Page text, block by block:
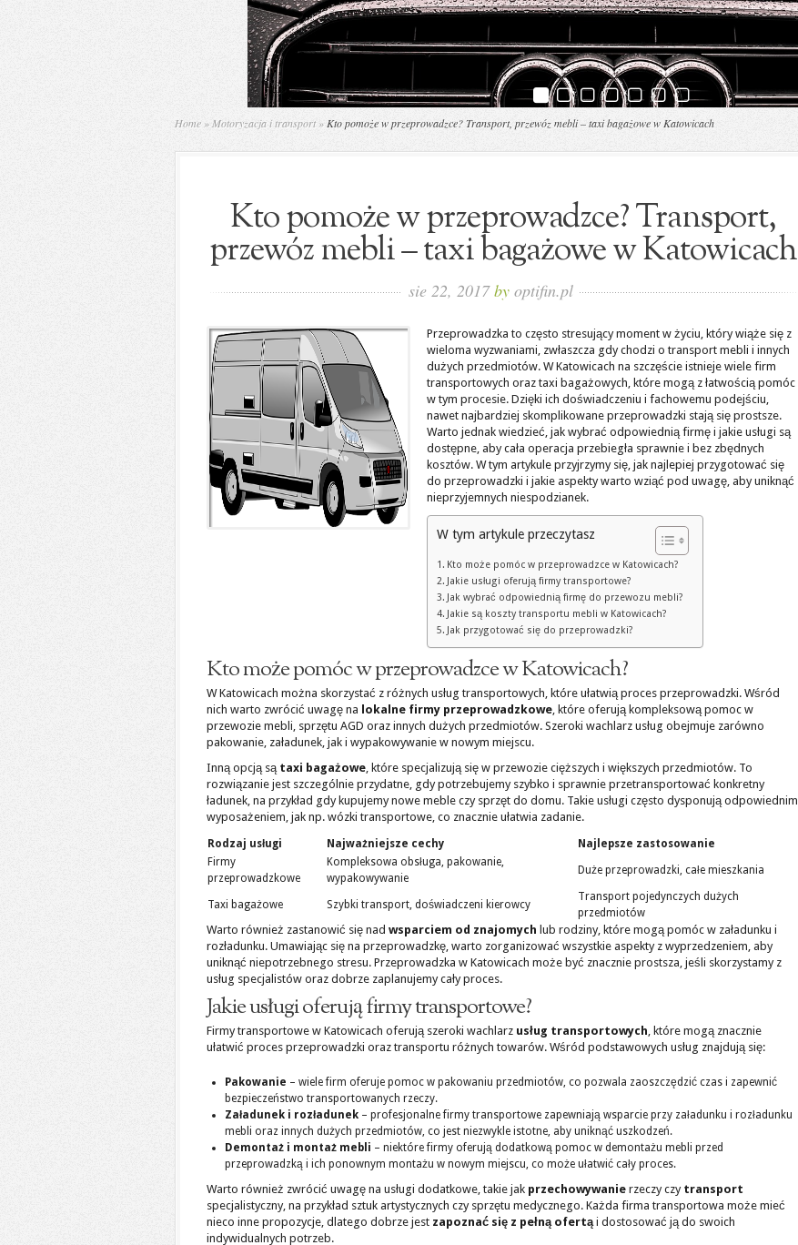
Home » Motoryzacja i transport » Kto pomoże w przeprowadzce? Transport, przewóz mebli – taxi bagażowe w Katowicach
Kto pomoże w przeprowadzce? Transport,
przewóz mebli – taxi bagażowe w Katowicach
sie 22, 2017by optifin.pl
Przeprowadzka to często stresujący moment w życiu, który wiąże się z
wieloma wyzwaniami, zwłaszcza gdy chodzi o transport mebli i innych
dużych przedmiotów. W Katowicach na szczęście istnieje wiele firm
transportowych oraz taxi bagażowych, które mogą z łatwością pomóc
w tym procesie. Dzięki ich doświadczeniu i fachowemu podejściu,
nawet najbardziej skomplikowane przeprowadzki stają się prostsze.
Warto jednak wiedzieć, jak wybrać odpowiednią firmę i jakie usługi są
dostępne, aby cała operacja przebiegła sprawnie i bez zbędnych
kosztów. W tym artykule przyjrzymy się, jak najlepiej przygotować się
do przeprowadzki i jakie aspekty warto wziąć pod uwagę, aby uniknąć
nieprzyjemnych niespodzianek.
W tym artykule przeczytasz
Kto może pomóc w przeprowadzce w Katowicach?
Jakie usługi oferują firmy transportowe?
Jak wybrać odpowiednią firmę do przewozu mebli?
Jakie są koszty transportu mebli w Katowicach?
Jak przygotować się do przeprowadzki?
Kto może pomóc w przeprowadzce w Katowicach?
W Katowicach można skorzystać z różnych usług transportowych, które ułatwią proces przeprowadzki. Wśród
nich warto zwrócić uwagę na lokalne firmy przeprowadzkowe, które oferują kompleksową pomoc w
przewozie mebli, sprzętu AGD oraz innych dużych przedmiotów. Szeroki wachlarz usług obejmuje zarówno
pakowanie, załadunek, jak i wypakowywanie w nowym miejscu.
Inną opcją są taxi bagażowe, które specjalizują się w przewozie cięższych i większych przedmiotów. To
rozwiązanie jest szczególnie przydatne, gdy potrzebujemy szybko i sprawnie przetransportować konkretny
ładunek, na przykład gdy kupujemy nowe meble czy sprzęt do domu. Takie usługi często dysponują odpowiednim
wyposażeniem, jak np. wózki transportowe, co znacznie ułatwia zadanie.
Rodzaj usługi Najważniejsze cechy
Najlepsze zastosowanie
Firmy
przeprowadzkowe
Kompleksowa obsługa, pakowanie,
wypakowywanie
Duże przeprowadzki, całe mieszkania
Taxi bagażowe Szybki transport, doświadczeni kierowcy
Transport pojedynczych dużych
przedmiotów
Warto również zastanowić się nad wsparciem od znajomych lub rodziny, które mogą pomóc w załadunku i
rozładunku. Umawiając się na przeprowadzkę, warto zorganizować wszystkie aspekty z wyprzedzeniem, aby
uniknąć niepotrzebnego stresu. Przeprowadzka w Katowicach może być znacznie prostsza, jeśli skorzystamy z
usług specjalistów oraz dobrze zaplanujemy cały proces.
Jakie usługi oferują firmy transportowe?
Firmy transportowe w Katowicach oferują szeroki wachlarz usług transportowych, które mogą znacznie
ułatwić proces przeprowadzki oraz transportu różnych towarów. Wśród podstawowych usług znajdują się:
Pakowanie – wiele firm oferuje pomoc w pakowaniu przedmiotów, co pozwala zaoszczędzić czas i zapewnić
bezpieczeństwo transportowanych rzeczy.
Załadunek i rozładunek – profesjonalne firmy transportowe zapewniają wsparcie przy załadunku i rozładunku
mebli oraz innych dużych przedmiotów, co jest niezwykle istotne, aby uniknąć uszkodzeń.
Demontaż i montaż mebli – niektóre firmy oferują dodatkową pomoc w demontażu mebli przed
przeprowadzką i ich ponownym montażu w nowym miejscu, co może ułatwić cały proces.
Warto również zwrócić uwagę na usługi dodatkowe, takie jak przechowywanie rzeczy czy transport
specjalistyczny, na przykład sztuk artystycznych czy sprzętu medycznego. Każda firma transportowa może mieć
nieco inne propozycje, dlatego dobrze jest zapoznać się z pełną ofertąi dostosować ją do swoich
indywidualnych potrzeb.